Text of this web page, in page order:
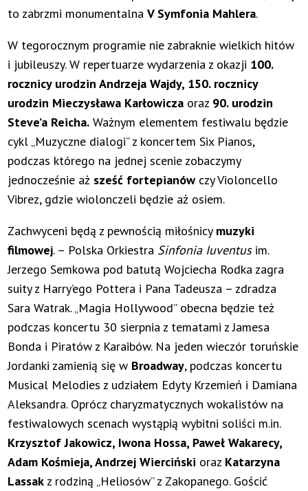
to zabrzmi monumentalnaV Symfonia Mahlera.
W tegorocznym programie nie zabraknie wielkich hitów
i jubileuszy. W repertuarze wydarzenia z okazji 100.
rocznicy urodzin Andrzeja Wajdy, 150. rocznicy
urodzin Mieczysława Karłowicza oraz 90. urodzin
Steve’a Reicha. Ważnym elementem festiwalu będzie
cykl „Muzyczne dialogi” z koncertem Six Pianos,
podczas którego na jednej scenie zobaczymy
jednocześnie aż sześć fortepianów czy Violoncello
Vibrez, gdzie wiolonczeli będzie aż osiem.
Zachwyceni będą z pewnością miłośnicy muzyki
filmowej. – Polska Orkiestra Sinfonia Iuventusim.
Jerzego Semkowa pod batutą Wojciecha Rodka zagra
suity z Harry’ego Pottera i Pana Tadeusza – zdradza
Sara Watrak. „Magia Hollywood” obecna będzie też
podczas koncertu 30 sierpnia z tematami z Jamesa
Bonda i Piratów z Karaibów. Na jeden wieczór toruńskie
Jordanki zamienią się w Broadway, podczas koncertu
Musical Melodies z udziałem Edyty Krzemień i Damiana
Aleksandra. Oprócz charyzmatycznych wokalistów na
festiwalowych scenach wystąpią wybitni soliści m.in.
Krzysztof Jakowicz, Iwona Hossa, Paweł Wakarecy,
Adam Kośmieja, Andrzej Wierciński oraz Katarzyna
Lassak z rodziną „Heliosów” z Zakopanego. Gościć